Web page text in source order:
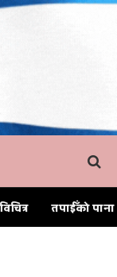
विचित्र तपाईँको पाना